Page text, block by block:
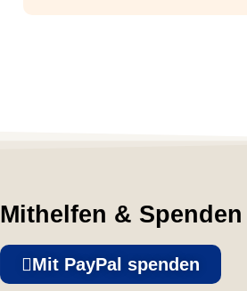
Mithelfen & Spenden
Mit PayPal spenden